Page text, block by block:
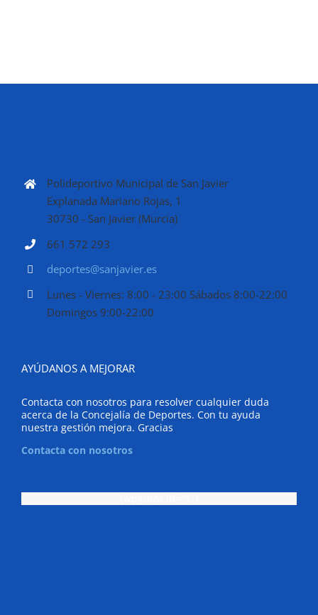
Polideportivo Municipal de San Javier
Explanada Mariano Rojas, 1
30730 - San Javier (Murcia)
661 572 293
deportes@sanjavier.es
Lunes - Viernes: 8:00 - 23:00 Sábados 8:00-22:00
Domingos 9:00-22:00
AYÚDANOS A MEJORAR
Contacta con nosotros para resolver cualquier duda
acerca de la Concejalía de Deportes. Con tu ayuda
nuestra gestión mejora. Gracias
Contacta con nosotros